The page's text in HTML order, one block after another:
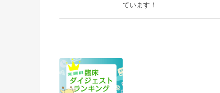
ています！